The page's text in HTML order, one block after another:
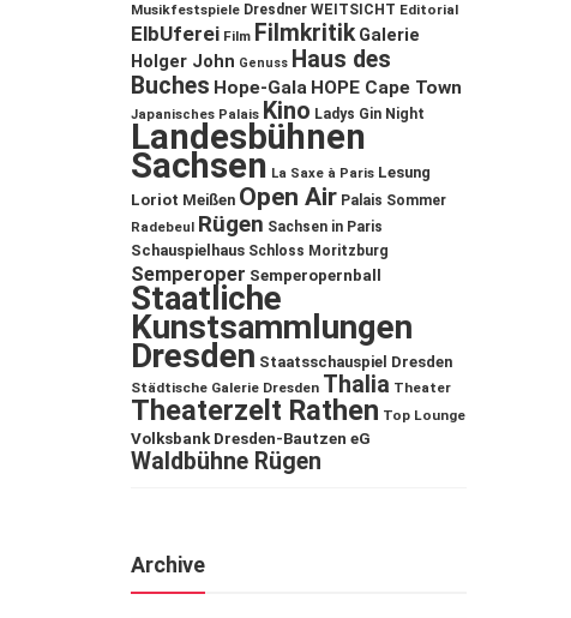
Musikfestspiele Dresdner WEITSICHT Editorial
ElbUferei Film Filmkritik Galerie
Holger John Genuss Haus des
Buches Hope-Gala HOPE Cape Town
Japanisches Palais Kino Ladys Gin Night
Landesbühnen
Sachsen La Saxe à Paris Lesung
Loriot Meißen Open Air Palais Sommer
Radebeul Rügen Sachsen in Paris
Schauspielhaus Schloss Moritzburg
Semperoper Semperopernball
Staatliche
Kunstsammlungen
Dresden Staatsschauspiel Dresden
Städtische Galerie Dresden Thalia Theater
Theaterzelt Rathen Top Lounge
Volksbank Dresden-Bautzen eG
Waldbühne Rügen
Archive